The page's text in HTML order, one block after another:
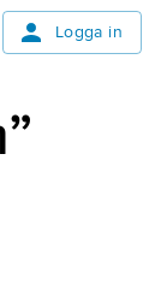
Logga in